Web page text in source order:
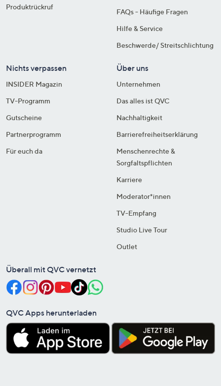
Produktrückruf
FAQs - Häufige Fragen
Hilfe & Service
Beschwerde/ Streitschlichtung
Nichts verpassen
INSIDER Magazin
TV-Programm
Gutscheine
Partnerprogramm
Für euch da
Über uns
Unternehmen
Das alles ist QVC
Nachhaltigkeit
Barrierefreiheitserklärung
Menschenrechte &
Sorgfaltspflichten
Karriere
Moderator*innen
TV-Empfang
Studio Live Tour
Outlet
Überall mit QVC vernetzt
QVC Apps herunterladen